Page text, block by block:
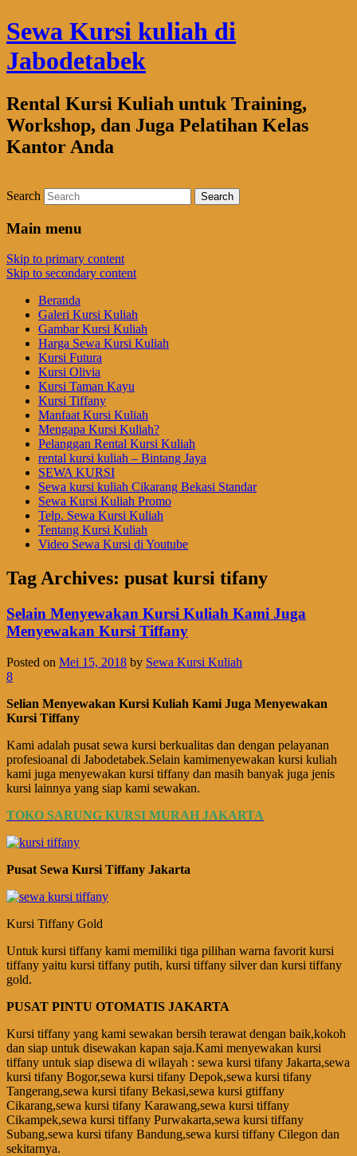
Sewa Kursi kuliah di
Jabodetabek
Rental Kursi Kuliah untuk Training,
Workshop, dan Juga Pelatihan Kelas
Kantor Anda
Search
Main menu
Skip to primary content
Skip to secondary content
Beranda
Galeri Kursi Kuliah
Gambar Kursi Kuliah
Harga Sewa Kursi Kuliah
Kursi Futura
Kursi Olivia
Kursi Taman Kayu
Kursi Tiffany
Manfaat Kursi Kuliah
Mengapa Kursi Kuliah?
Pelanggan Rental Kursi Kuliah
rental kursi kuliah – Bintang Jaya
SEWA KURSI
Sewa kursi kuliah Cikarang Bekasi Standar
Sewa Kursi Kuliah Promo
Telp. Sewa Kursi Kuliah
Tentang Kursi Kuliah
Video Sewa Kursi di Youtube
Tag Archives: pusat kursi tifany
Selain Menyewakan Kursi Kuliah Kami Juga
Menyewakan Kursi Tiffany
Posted on Mei 15, 2018 by Sewa Kursi Kuliah
8
Selian Menyewakan Kursi Kuliah Kami Juga Menyewakan
Kursi Tiffany
Kami adalah pusat sewa kursi berkualitas dan dengan pelayanan
profesioanal di Jabodetabek.Selain kamimenyewakan kursi kuliah
kami juga menyewakan kursi tiffany dan masih banyak juga jenis
kursi lainnya yang siap kami sewakan.
TOKO SARUNG KURSI MURAH JAKARTA
Pusat Sewa Kursi Tiffany Jakarta
Kursi Tiffany Gold
Untuk kursi tiffany kami memiliki tiga pilihan warna favorit kursi
tiffany yaitu kursi tiffany putih, kursi tiffany silver dan kursi tiffany
gold.
PUSAT PINTU OTOMATIS JAKARTA
Kursi tiffany yang kami sewakan bersih terawat dengan baik,kokoh
dan siap untuk disewakan kapan saja.Kami menyewakan kursi
tiffany untuk siap disewa di wilayah : sewa kursi tifany Jakarta,sewa
kursi tifany Bogor,sewa kursi tifany Depok,sewa kursi tifany
Tangerang,sewa kursi tifany Bekasi,sewa kursi gtiffany
Cikarang,sewa kursi tifany Karawang,sewa kursi tiffany
Cikampek,sewa kursi tiffany Purwakarta,sewa kursi tiffany
Subang,sewa kursi tifany Bandung,sewa kursi tiffany Cilegon dan
sekitarnya.